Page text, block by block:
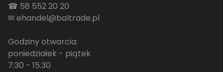
☎ 58 552 20 20
✉ehandel@baltrade.pl
Godziny otwarcia:
poniedziałek - piątek
7:30 - 15:30